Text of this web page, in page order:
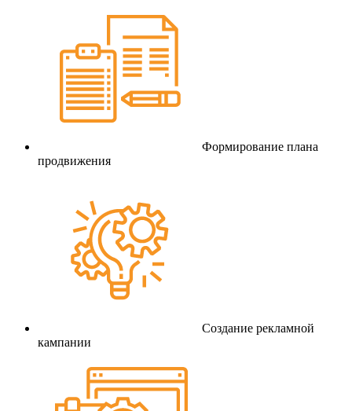
Формирование плана
продвижения
Создание рекламной
кампании